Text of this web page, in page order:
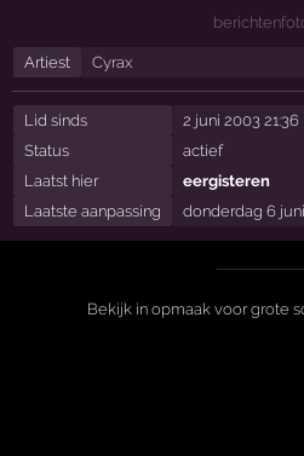
Artiest Cyrax
Lid sinds
2 juni 2003 21:36
Status
actief
Laatst hier
eergisteren
Laatste aanpassing
donderdag 6
Bekijk in opmaak voor grote